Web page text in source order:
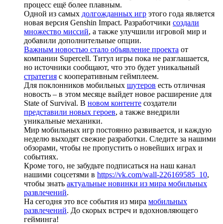
процесс ещё более плавным.
Одной из самых долгожданных игр этого года является
новая версия Genshin Impact. Разработчики создали
множество миссий, а также улучшили игровой мир и
добавили дополнительные опции.
Важным новостью стало объявление проекта от
компании Supercell. Титул игры пока не разглашается,
но источники сообщают, что это будет уникальный
стратегия с кооперативным геймплеем.
Для поклонников мобильных шутеров есть отличная
новость – в этом месяце выйдет новое расширение для
State of Survival. В новом контенте создатели
представили новых героев, а также внедрили
уникальные механики.
Мир мобильных игр постоянно развивается, и каждую
неделю выходят свежие разработки. Следите за нашими
обзорами, чтобы не пропустить о новейших играх и
событиях.
Кроме того, не забудьте подписаться на наш канал
нашими соцсетями в https://vk.com/wall-226169585_10,
чтобы знать актуальные новинки из мира мобильных
развлечений.
На сегодня это все события из мира мобильных
развлечений. До скорых встреч и вдохновляющего
гейминга!